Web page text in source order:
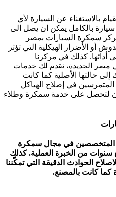
بالاستغناء عن السيارة لأي
بالكامل يمكن ان يصل الى
سمكرة السيارات بمصر
أو الأضرار الهيكلية التي تؤثر
أدائها. كذلك في مركزنا
مصر الجديدة، نقدم لك خدمات
حالتها الأصلية كما كانت
المتمرسين في إصلاح الهياكل
لتحصل على خدمة سمكرة وطلاء
المتخصصين في مجال سمكرة
سنوات من الخبرة العملية. كذلك
الحوادث الدقيقة التي تمكّننا
كما كانت بالمصنع.